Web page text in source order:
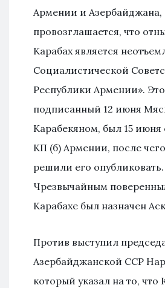
Армении и Азербайджана,
провозглашается, что
Карабах является
Социалистической
Республики Армении».
подписанный 12 июня
Карабекяном, был 15
КП (б) Армении, после
решили его опубликовать.
Чрезвычайным
Карабахе был назначен
Против выступил
Азербайджанской ССР
который указал на то, что